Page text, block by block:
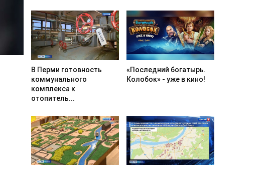
В Перми готовность
коммунального
комплекса к
отопитель...
«Последний богатырь.
Колобок» - уже в кино!